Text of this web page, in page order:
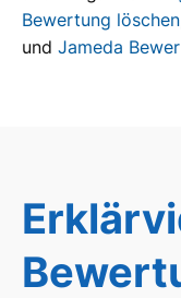
Bewertung löschen
und Jameda